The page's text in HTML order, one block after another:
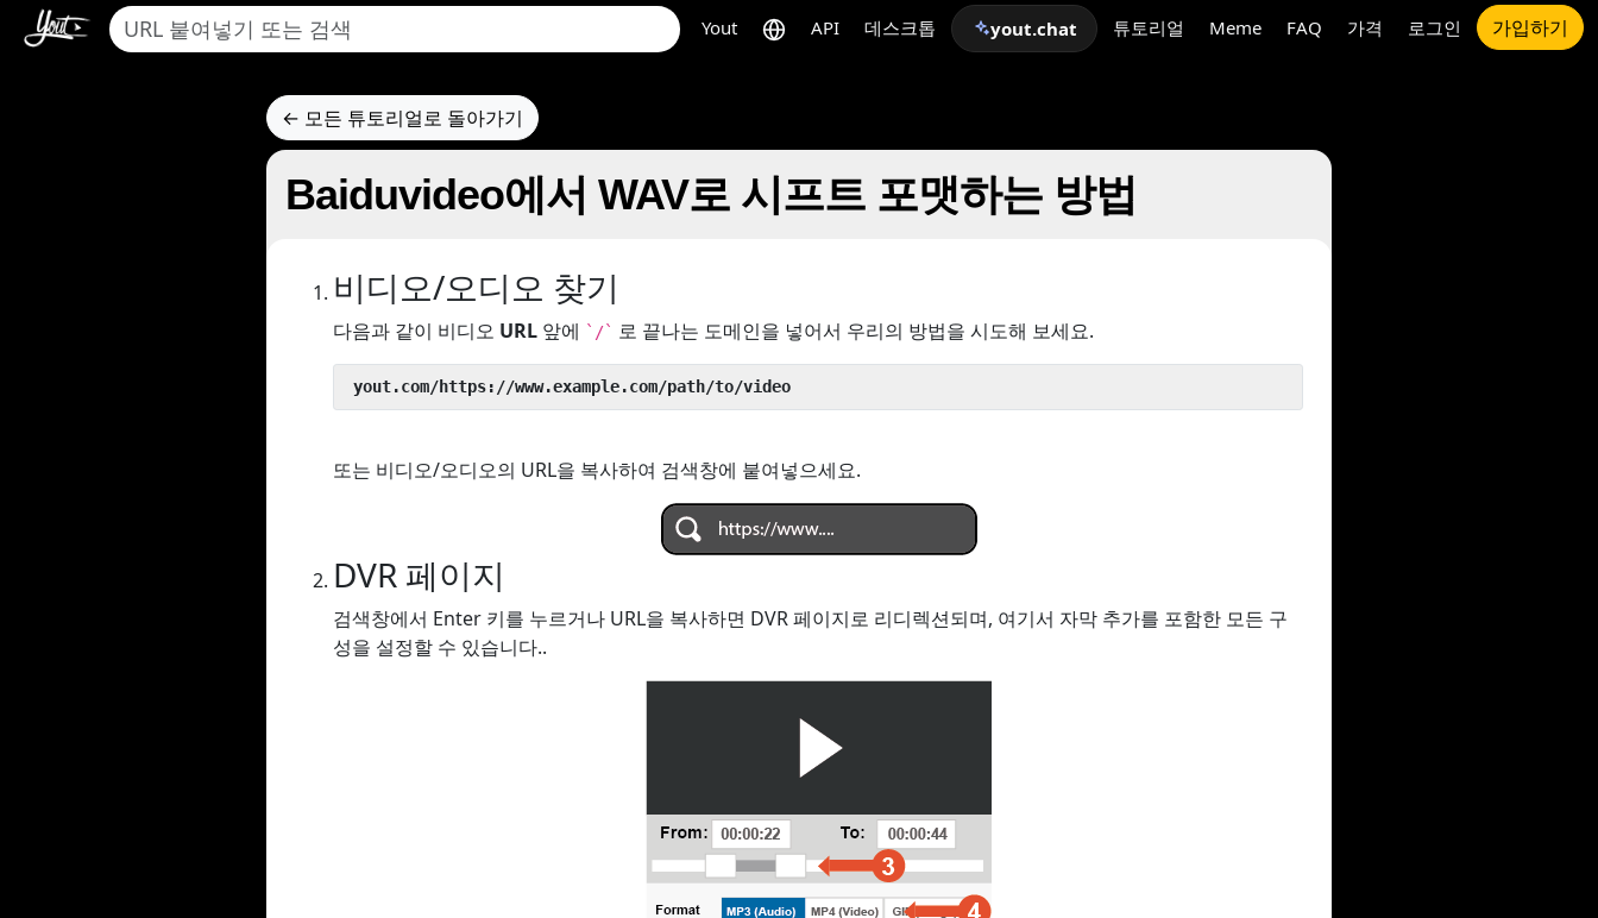
Yout API 데스크톱 yout.chat 튜토리얼 Meme FAQ 가격 로그인 가입하기
← 모든 튜토리얼로 돌아가기
Baiduvideo에서 WAV로 시프트 포맷하는 방법
비디오/오디오 찾기
다음과 같이 비디오 URL 앞에 `/` 로 끝나는 도메인을 넣어서 우리의 방법을 시도해 보세요.
yout.com/https://www.example.com/path/to/video
또는 비디오/오디오의 URL을 복사하여 검색창에 붙여넣으세요.
DVR 페이지
검색창에서 Enter 키를 누르거나 URL을 복사하면 DVR 페이지로 리디렉션되며, 여기서 자막 추가를 포함한 모든 구
성을 설정할 수 있습니다..